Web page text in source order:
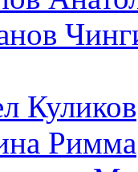
Куликов
Римма